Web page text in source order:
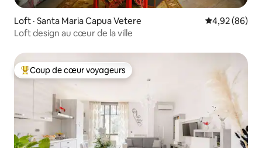
Loft · Santa Maria Capua Vetere Note
4,92 (86)
Loft design au cœur de la ville
Coup de cœur voyageurs parmi les plus aimés
Coup de cœur voyageurs